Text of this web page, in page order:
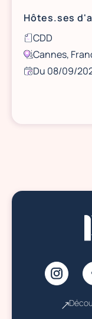
CDD
Cannes,
Du 08/09/